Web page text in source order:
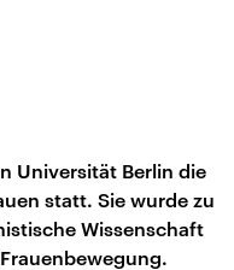
Universität Berlin die
statt. Sie wurde zu
Wissenschaft